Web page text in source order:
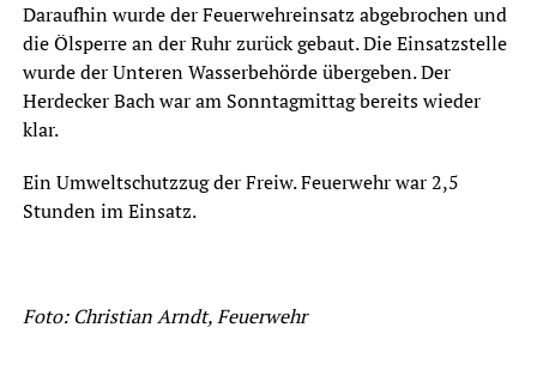
Daraufhin wurde der Feuerwehreinsatz abgebrochen und
die Ölsperre an der Ruhr zurück gebaut. Die Einsatzstelle
wurde der Unteren Wasserbehörde übergeben. Der
Herdecker Bach war am Sonntagmittag bereits wieder
klar.
Ein Umweltschutzzug der Freiw. Feuerwehr war 2,5
Stunden im Einsatz.
Foto: Christian Arndt, Feuerwehr